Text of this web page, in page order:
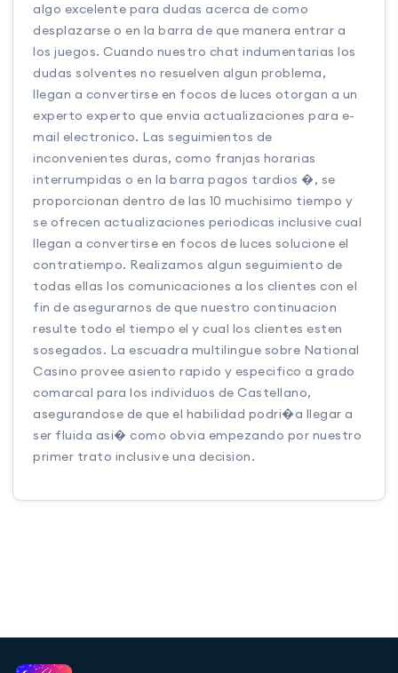
algo excelente para dudas acerca de como
desplazarse o en la barra de que manera entrar a
los juegos. Cuando nuestro chat indumentarias los
dudas solventes no resuelven algun problema,
llegan a convertirse en focos de luces otorgan a un
experto experto que envia actualizaciones para e-
mail electronico. Las seguimientos de
inconvenientes duras, como franjas horarias
interrumpidas o en la barra pagos tardios �, se
proporcionan dentro de las 10 muchisimo tiempo y
se ofrecen actualizaciones periodicas inclusive cual
llegan a convertirse en focos de luces solucione el
contratiempo. Realizamos algun seguimiento de
todas ellas los comunicaciones a los clientes con el
fin de asegurarnos de que nuestro continuacion
resulte todo el tiempo el y cual los clientes esten
sosegados. La escuadra multilingue sobre National
Casino provee asiento rapido y especifico a grado
comarcal para los individuos de Castellano,
asegurandose de que el habilidad podri�a llegar a
ser fluida asi� como obvia empezando por nuestro
primer trato inclusive una decision.